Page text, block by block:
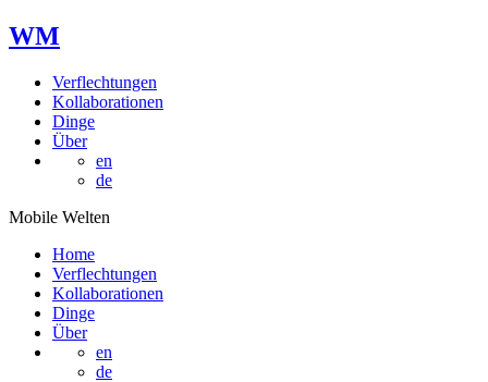
WM
Verflechtungen
Kollaborationen
Dinge
Über
en
de
Mobile Welten
Home
Verflechtungen
Kollaborationen
Dinge
Über
en
de